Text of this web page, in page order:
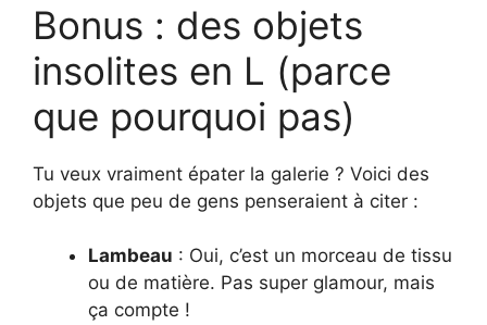
Bonus : des objets
insolites en L (parce
que pourquoi pas)
Tu veux vraiment épater la galerie ? Voici des
objets que peu de gens penseraient à citer :
Lambeau : Oui, c’est un morceau de tissu
ou de matière. Pas super glamour, mais
ça compte !